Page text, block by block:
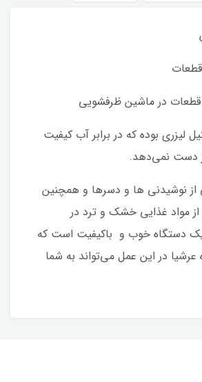
در ماشین ظرفشویی
لیزری بوده که در برابر آب کیفیت
دست نمی‌دهد.
نوشیدنی ها و دسر‌ها و همچنین
مواد غذایی خشک و ترد در
یک دستگاه خوب و باکیفیت است که
در این عمل می‌تواند به شما